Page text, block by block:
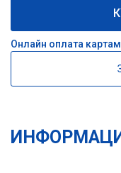
Онлайн оплата